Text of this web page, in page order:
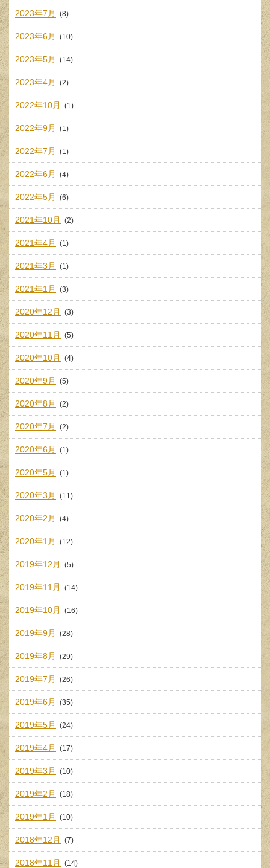
2023年7月 (8)
2023年6月 (10)
2023年5月 (14)
2023年4月 (2)
2022年10月 (1)
2022年9月 (1)
2022年7月 (1)
2022年6月 (4)
2022年5月 (6)
2021年10月 (2)
2021年4月 (1)
2021年3月 (1)
2021年1月 (3)
2020年12月 (3)
2020年11月 (5)
2020年10月 (4)
2020年9月 (5)
2020年8月 (2)
2020年7月 (2)
2020年6月 (1)
2020年5月 (1)
2020年3月 (11)
2020年2月 (4)
2020年1月 (12)
2019年12月 (5)
2019年11月 (14)
2019年10月 (16)
2019年9月 (28)
2019年8月 (29)
2019年7月 (26)
2019年6月 (35)
2019年5月 (24)
2019年4月 (17)
2019年3月 (10)
2019年2月 (18)
2019年1月 (10)
2018年12月 (7)
2018年11月 (14)